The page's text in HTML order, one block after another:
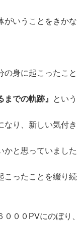
がいうことをきかな
身に起こったこ
までの軌跡』 とい
なり、新しい気付
と思っていました
ったことを綴り
０００PVにのぼ